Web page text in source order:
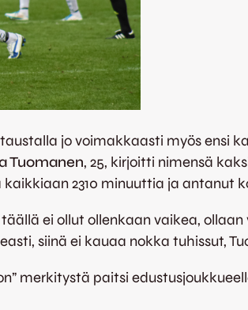
jo voimakkaasti myös ensi
Tuomanen, 25, kirjoitti nimensä
2310 minuuttia ja antanut
ei ollut ollenkaan vaikea,
siinä ei kauaa nokka tuhissut,
merkitystä paitsi